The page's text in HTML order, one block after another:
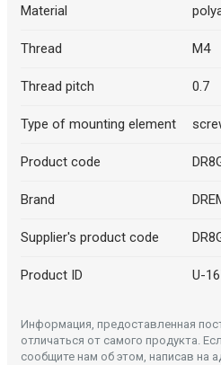
Material
Thread M4
Thread pitch 0.7
Type of mounting element
Product code
Brand
Supplier's product code
Product ID U-
Информация, предоставленная
отличаться от самого продукта.
сообщите нам об этом, написав на